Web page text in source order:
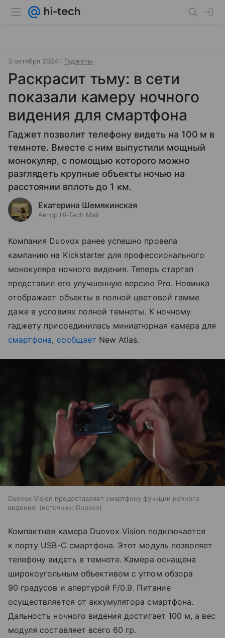
3 октября 2024 Гаджеты
Раскрасит тьму: в сети
показали камеру ночного
видения для смартфона
Гаджет позволит телефону видеть на 100 м в
темноте. Вместе с ним выпустили мощный
монокуляр, с помощью которого можно
разглядеть крупные объекты ночью на
расстоянии вплоть до 1 км.
Екатерина Шемякинская
Автор Hi-Tech Mail
Компания Duovox ранее успешно провела
кампанию на Kickstarter для профессионального
монокуляра ночного видения. Теперь стартап
представил его улучшенную версию Pro. Новинка
отображает объекты в полной цветовой гамме
даже в условиях полной темноты. К ночному
гаджету присоединилась миниатюрная камера для
смартфона, сообщает New Atlas.
Duovox Vision предоставляет смартфону функции ночного
видения.
источник: Duovox
Компактная камера Duovox Vision подключается
к порту USB-C смартфона. Этот модуль позволяет
телефону видеть в темноте. Камера оснащена
широкоугольным объективом с углом обзора
90 градусов и апертурой F/0.9. Питание
осуществляется от аккумулятора смартфона.
Дальность ночного видения достигает 100 м, а вес
модуля составляет всего 60 гр.